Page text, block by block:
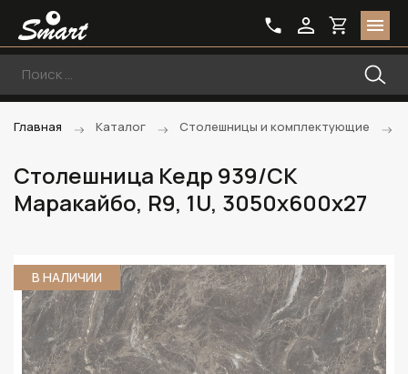
Главная Каталог Столешницы и комплектующие
Столешница Кедр 939/CK
Маракайбо, R9, 1U, 3050х600х27
В НАЛИЧИИ